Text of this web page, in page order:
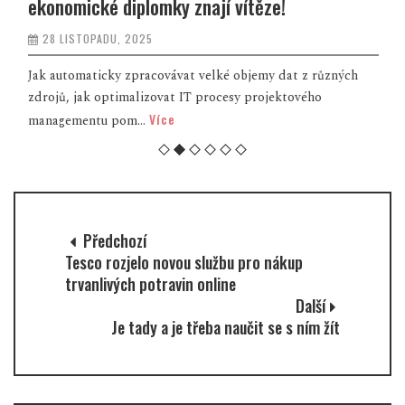
ekonomické diplomky znají vítěze!
28 LISTOPADU, 2025
Jak automaticky zpracovávat velké objemy dat z různých
zdrojů, jak optimalizovat IT procesy projektového
managementu pom... Více
Předchozí
Tesco rozjelo novou službu pro nákup
trvanlivých potravin online
Další
Je tady a je třeba naučit se s ním žít